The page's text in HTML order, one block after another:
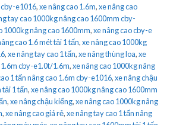
cby-e1016,xe nâng cao 1.6m,xe nâng cao
tay cao 1000kg nâng cao 1600mm cby-
1000kg nâng cao 1600mm,xe nâng cao cby-e
cao 1.6 mét tải 1 tấn,xe nâng cao 1000kg
,xe nâng tay cao 1 tấn,xe nâng thùng loa,xe
cby-e1.0t/1.6m,xe nâng cao 1000kg nâng
1 tấn nâng cao 1.6m cby-e1016,xe nâng chậu
tải 1 tấn,xe nâng cao 1000kg nâng cao 1600mm
,xe nâng chậu kiểng,xe nâng cao 1000kg nâng
,xe nâng cao giá rẻ,xe nâng tay cao 1 tấn nâng